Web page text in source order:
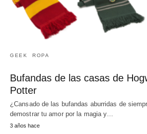
GEEK ROPA
Bufandas de las casas de
Potter
¿Cansado de las bufandas aburridas de
demostrar tu amor por la magia y…
3 años hace